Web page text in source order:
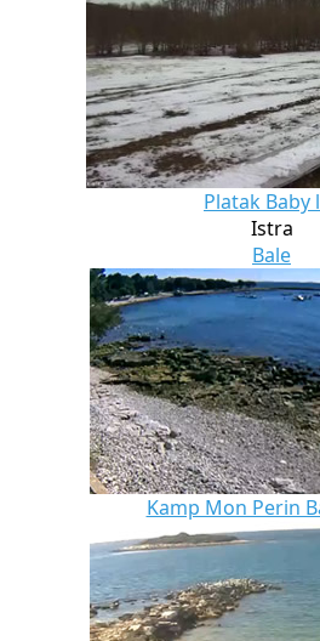
Platak Baby
Istra
Bale
Kamp Mon Perin